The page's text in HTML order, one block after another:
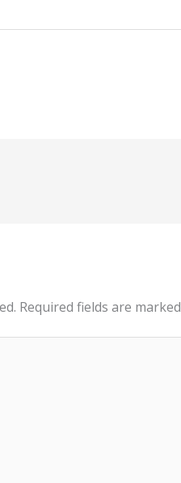
Required fields are marked